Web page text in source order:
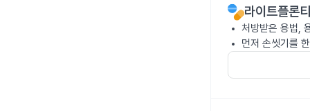
라이트플론
처방받은 용법,
먼저 손씻기를